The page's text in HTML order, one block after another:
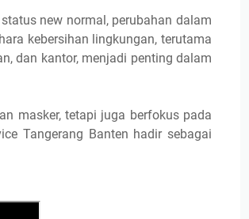
new normal, perubahan dalam
kebersihan lingkungan, terutama
dan kantor, menjadi penting dalam
masker, tetapi juga berfokus pada
Tangerang Banten hadir sebagai